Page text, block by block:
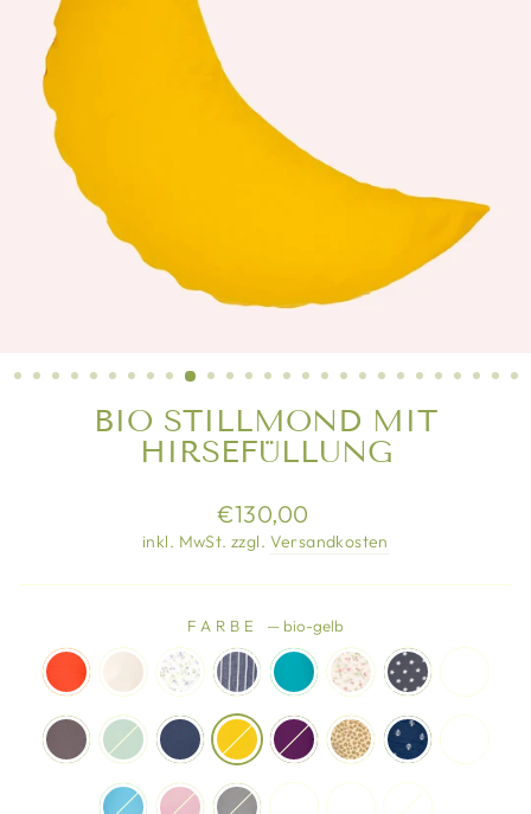
BIO STILLMOND MIT
HIRSEFÜLLUNG
Normaler
Preis
€130,00
inkl. MwSt. zzgl. Versandkosten
FARBE — bio-gelb